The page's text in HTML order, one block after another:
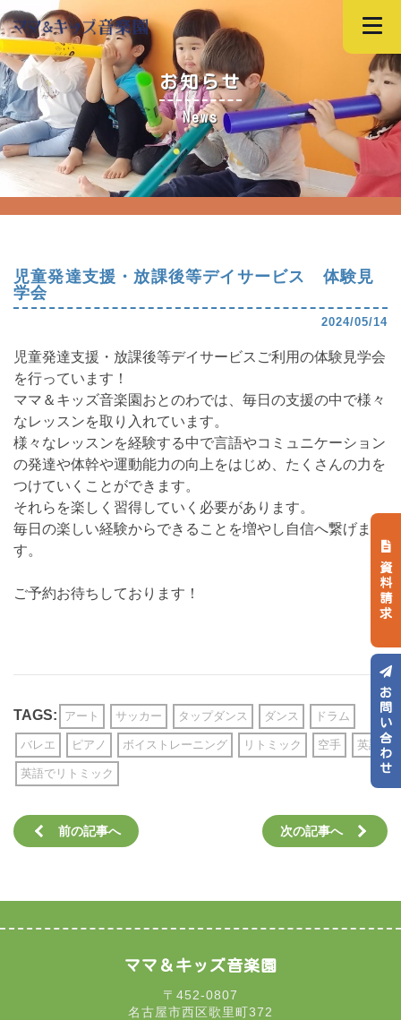
お知らせ
News
児童発達支援・放課後等デイサービス 体験見
学会
2024/05/14
児童発達支援・放課後等デイサービスご利用の体験見学会
を行っています！
ママ＆キッズ音楽園おとのわでは、毎日の支援の中で様々
なレッスンを取り入れています。
様々なレッスンを経験する中で言語やコミュニケーション
の発達や体幹や運動能力の向上をはじめ、たくさんの力を
つけていくことができます。
それらを楽しく習得していく必要があります。
毎日の楽しい経験からできることを増やし自信へ繋げま
す。
ご予約お待ちしております！
TAGS: アート サッカー タップダンス ダンス ドラム
バレエ ピアノ ボイストレーニング リトミック 空手 英語
英語でリトミック
前の記事へ 次の記事へ
ママ＆キッズ音楽園
〒452-0807
名古屋市西区歌里町372
資料請求
お問い合わせ